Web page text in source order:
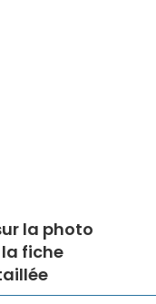
la photo
fiche